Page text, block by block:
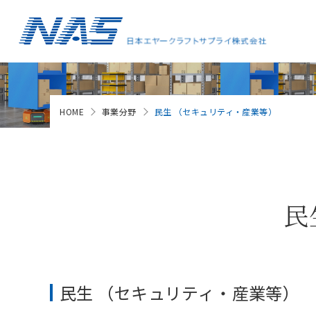
HOME 事業分野 民生 （セキュリティ・産業等）
民生 （セキュリティ・産業等）